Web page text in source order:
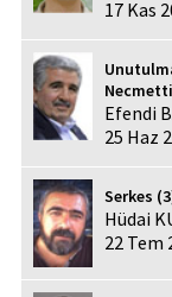
17 Kas
Efendi
25 Haz
Serkes
Hüdai
22 Tem